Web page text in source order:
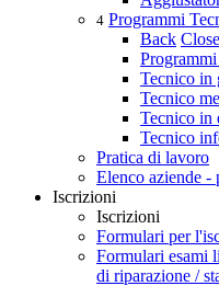
4 Programmi
Back Close
Tecnico in
Tecnico
Tecnico in
Tecnico
Pratica di lavoro
Elenco aziende -
Iscrizioni
Iscrizioni
Formulari per
Formulari esami
di riparazione /